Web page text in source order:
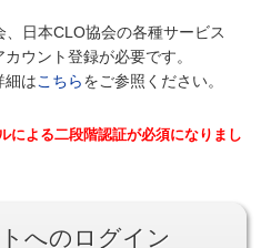
日本CLO協会の各種サービス
ウント登録が必要です。
細はこちらをご参照ください。
による二段階認証が必須になりまし
へのログイン